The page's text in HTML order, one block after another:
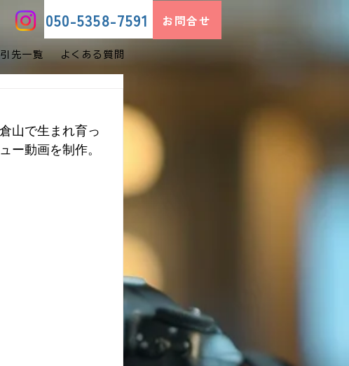
050-5358-7591
先一覧 よくある質問
お問合せ
山で生まれ育っ
ー動画を制作。